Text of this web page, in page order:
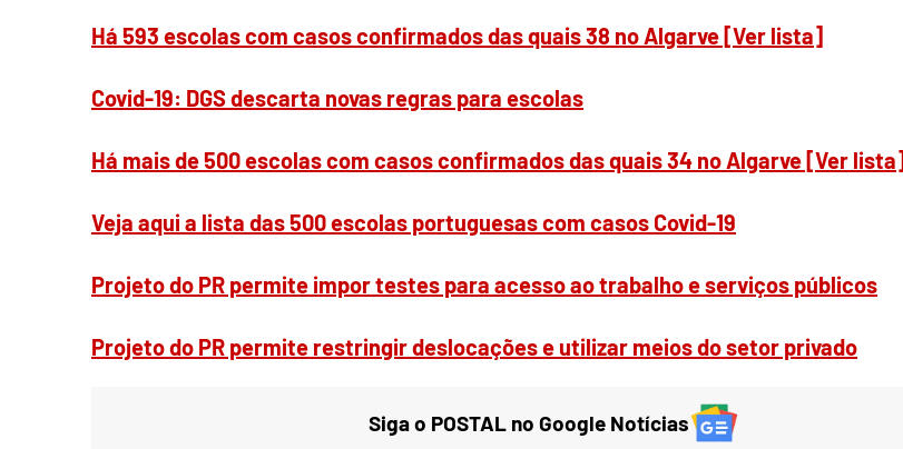
Há 593 escolas com casos confirmados das quais 38 no Algarve [Ver lista]
Covid-19: DGS descarta novas regras para escolas
Há mais de 500 escolas com casos confirmados das quais 34 no Algarve [Ver lista]
Veja aqui a lista das 500 escolas portuguesas com casos Covid-19
Projeto do PR permite impor testes para acesso ao trabalho e serviços públicos
Projeto do PR permite restringir deslocações e utilizar meios do setor privado
Siga o POSTAL no Google Notícias